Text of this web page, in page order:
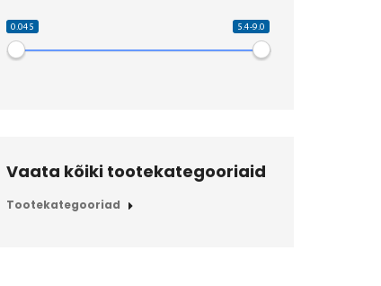
0.045 5.4-9.0
Vaata kõiki tootekategooriaid
Tootekategooriad